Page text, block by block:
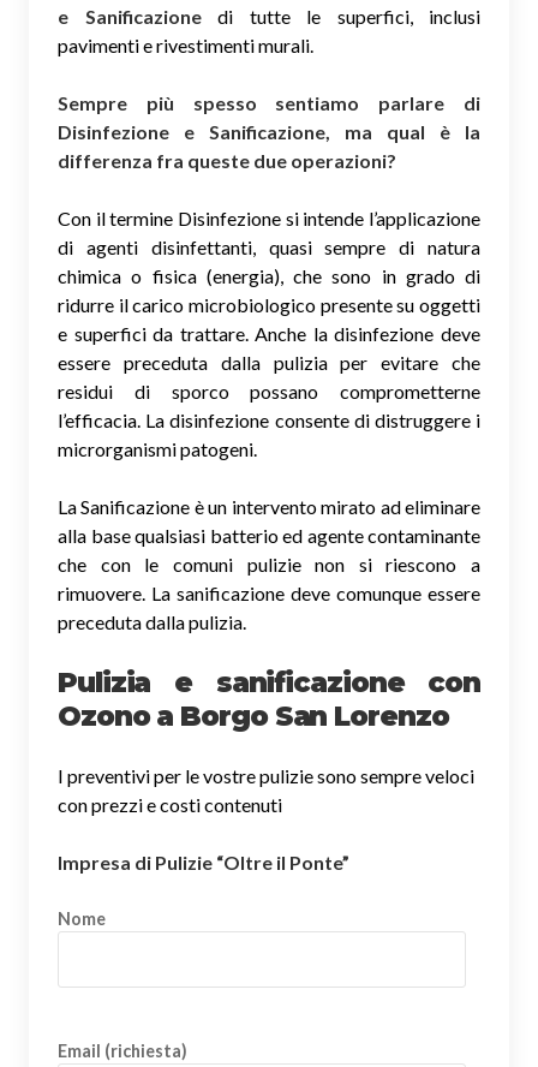
e Sanificazionedi tutte le superfici, inclusi
pavimenti e rivestimenti murali.
Sempre più spesso sentiamo parlare di
Disinfezione e Sanificazione, ma qual è la
differenza fra queste due operazioni?
Con il termine Disinfezione si intende l’applicazione
di agenti disinfettanti, quasi sempre di natura
chimica o fisica (energia), che sono in grado di
ridurre il carico microbiologico presente su oggetti
e superfici da trattare. Anche la disinfezione deve
essere preceduta dalla pulizia per evitare che
residui di sporco possano comprometterne
l’efficacia. La disinfezione consente di distruggere i
microrganismi patogeni.
La Sanificazione è un intervento mirato ad eliminare
alla base qualsiasi batterio ed agente contaminante
che con le comuni pulizie non si riescono a
rimuovere. La sanificazione deve comunque essere
preceduta dalla pulizia.
Pulizia e sanificazione con
Ozono a Borgo San Lorenzo
I preventivi per le vostre pulizie sono sempre veloci
con prezzi e costi contenuti
Impresa di Pulizie “Oltre il Ponte”
Nome
Email (richiesta)